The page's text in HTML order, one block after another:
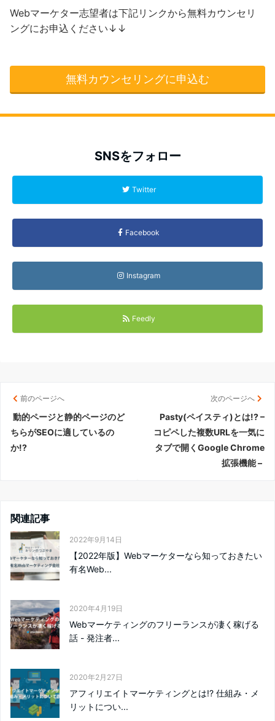
Webマーケター志望者は下記リンクから無料カウンセリ
ングにお申込ください↓↓
無料カウンセリングに申込む
SNSをフォロー
Twitter
Facebook
Instagram
Feedly
前のページへ
動的ページと静的ページのど
ちらがSEOに適しているの
か!?
次のページへ
Pasty(ペイスティ)とは!? –
コピペした複数URLを一気に
タブで開くGoogle Chrome
拡張機能 –
関連記事
2022年9月14日
【2022年版】Webマーケターなら知っておきたい
有名Web...
2020年4月19日
Webマーケティングのフリーランスが凄く稼げる
話 - 発注者...
2020年2月27日
アフィリエイトマーケティングとは!? 仕組み・メ
リットについ...